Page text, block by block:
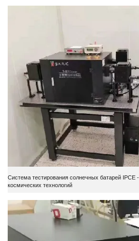
Система тестирования солнечных батарей IPCE
космических технологий